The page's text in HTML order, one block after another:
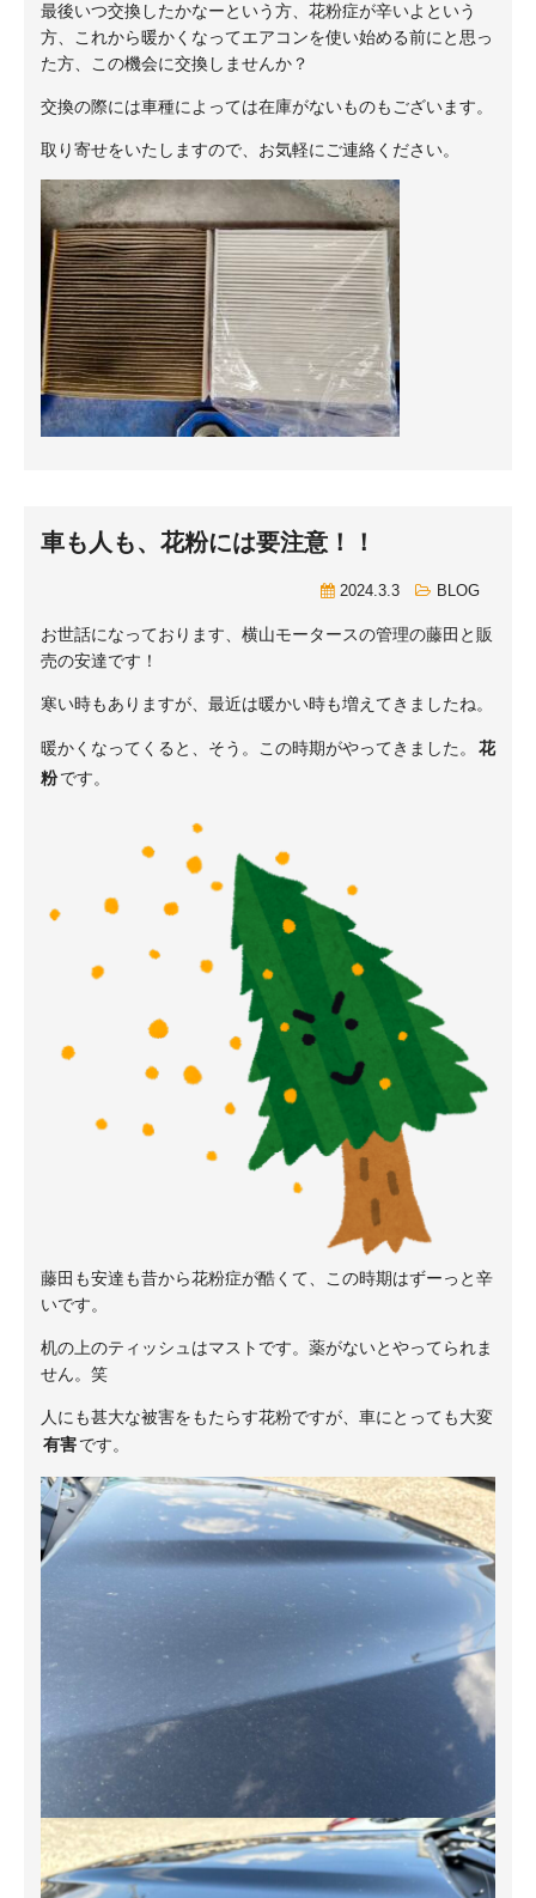
最後いつ交換したかなーという方、花粉症が辛いよという
方、これから暖かくなってエアコンを使い始める前にと思っ
た方、この機会に交換しませんか？
交換の際には車種によっては在庫がないものもございます。
取り寄せをいたしますので、お気軽にご連絡ください。
車も人も、花粉には要注意！！
2024.3.3 BLOG
お世話になっております、横山モータースの管理の藤田と販
売の安達です！
寒い時もありますが、最近は暖かい時も増えてきましたね。
暖かくなってくると、そう。この時期がやってきました。
花
粉です。
藤田も安達も昔から花粉症が酷くて、この時期はずーっと辛
いです。
机の上のティッシュはマストです。薬がないとやってられま
せん。笑
人にも甚大な被害をもたらす花粉ですが、車にとっても大変
有害です。